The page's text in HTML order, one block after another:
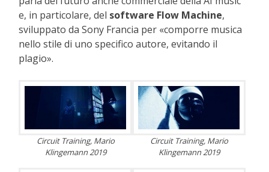
e, in particolare, del software Flow Machine,
sviluppato da Sony Francia per «comporre musica
nello stile di uno specifico autore, evitando il
plagio».
Circuit Training, Mario
Klingemann 2019
Circuit Training, Mario
Klingemann 2019